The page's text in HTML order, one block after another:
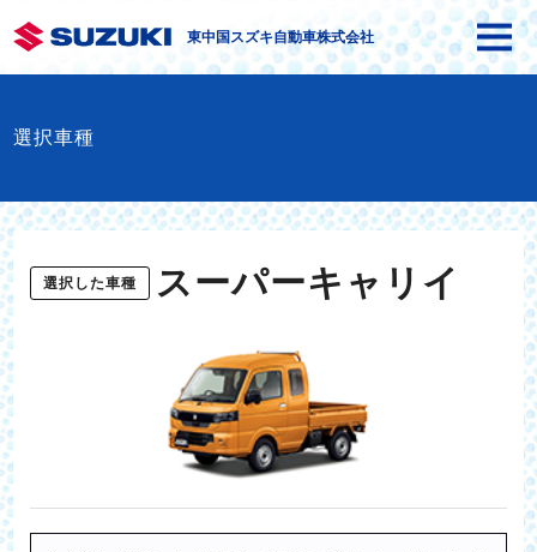
東中国スズキ自動車株式会社
選択車種
選択した車種 スーパーキャリイ